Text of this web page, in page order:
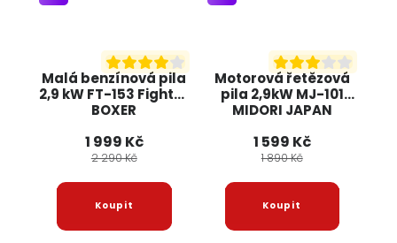
Malá benzínová pila
2,9 kW FT-153 Fighter
BOXER
1 999 Kč
2 290 Kč
Motorová řetězová
pila 2,9kW MJ-101
MIDORI JAPAN
1 599 Kč
1 890 Kč